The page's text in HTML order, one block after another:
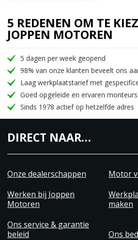
5 REDENEN OM TE
JOPPEN MOTOREN
5 dagen per week geopend
98% van onze klanten beveelt ons
Laag werkplaatstarief met
Goed opgeleide en ervaren monteurs
Sinds 1978 actief op hetzelfde adres
DIRECT NAAR…
Onze dealerschappen
Motor
Werken bij Joppen
Motoren
maken
Ons service & garantie
beleid
Ons